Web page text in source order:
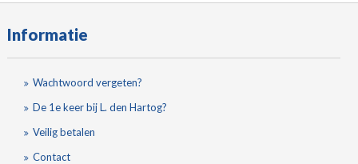
Informatie
Wachtwoord vergeten?
De 1e keer bij L. den Hartog?
Veilig betalen
Contact